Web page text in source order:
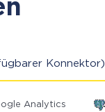
Konnektor)
Analytics